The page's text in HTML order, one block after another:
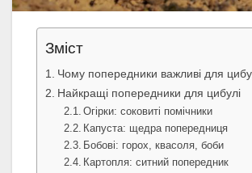
Зміст
Чому попередники важливі для
Найкращі попередники для цибулі
Огірки: соковиті помічники
Капуста: щедра попередниця
Бобові: горох, квасоля, боби
Картопля: ситний попередник